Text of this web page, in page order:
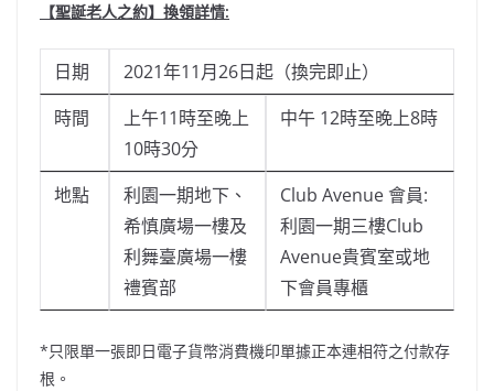
【聖誕老人之約】 換領詳情:
日期
2021年11月26日起（換完即止）
時間
上午11時至晚上
10時30分
中午 12時至晚上8時
地點
利園一期地下、
希慎廣場一樓及
利舞臺廣場一樓
禮賓部
Club Avenue 會員:
利園一期三樓Club
Avenue貴賓室或地
下會員專櫃
*只限單一張即日電子貨幣消費機印單據正本連相符之付款存
根。